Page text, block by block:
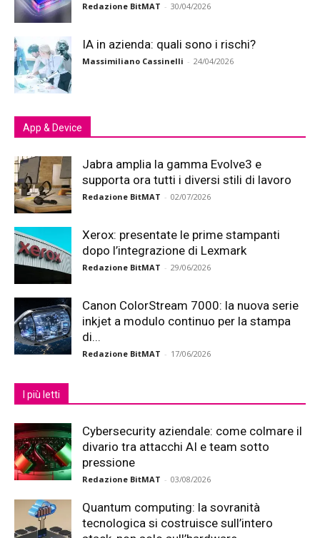
Redazione BitMAT - 30/04/2026
IA in azienda: quali sono i rischi?
Massimiliano Cassinelli - 24/04/2026
App & Device
Jabra amplia la gamma Evolve3 e
supporta ora tutti i diversi stili di lavoro
Redazione BitMAT - 02/07/2026
Xerox: presentate le prime stampanti
dopo l’integrazione di Lexmark
Redazione BitMAT - 29/06/2026
Canon ColorStream 7000: la nuova serie
inkjet a modulo continuo per la stampa
di...
Redazione BitMAT - 17/06/2026
I più letti
Cybersecurity aziendale: come colmare il
divario tra attacchi AI e team sotto
pressione
Redazione BitMAT - 03/08/2026
Quantum computing: la sovranità
tecnologica si costruisce sull’intero